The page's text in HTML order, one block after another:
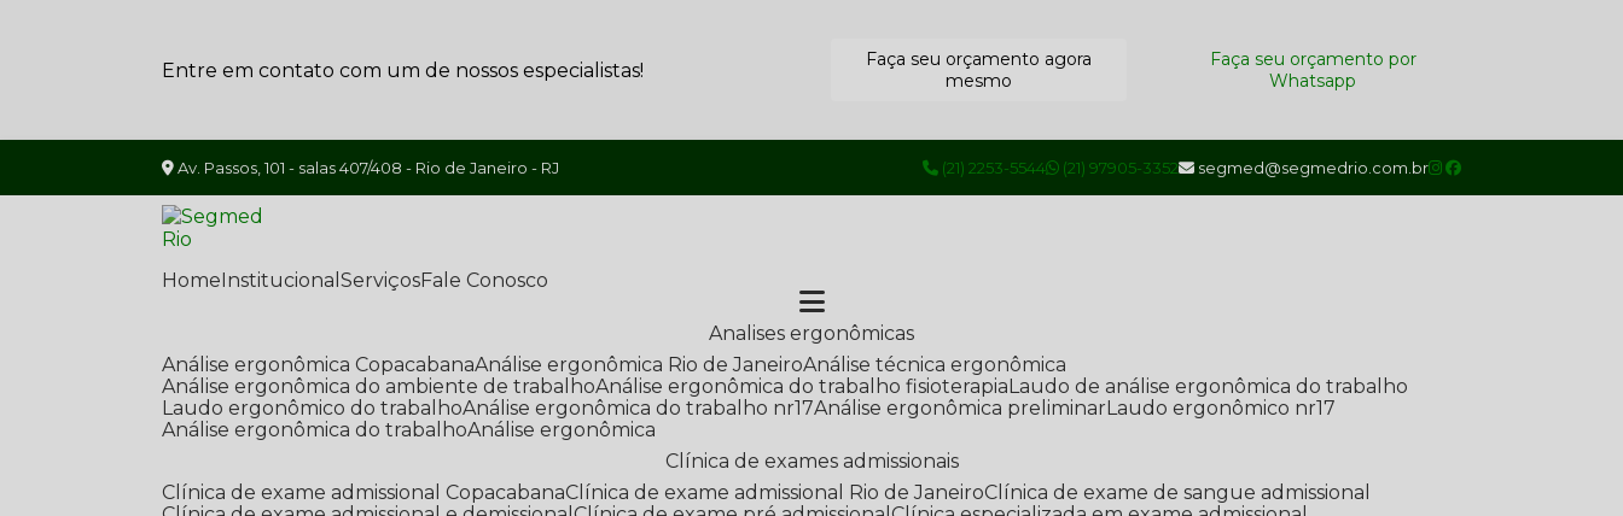
Entre em contato com um de nossos especialistas!
Faça seu orçamento agora
mesmo
Faça seu orçamento por
Whatsapp
Av. Passos, 101 - salas 407/408 - Rio de Janeiro - RJ (21) 2253-5544 (21) 97905-3352 segmed@segmedrio.com.br
Home Institucional Serviços Fale Conosco
Analises ergonômicas
Análise ergonômica Copacabana Análise ergonômica Rio de Janeiro Análise técnica ergonômica
Análise ergonômica do ambiente de trabalho Análise ergonômica do trabalho fisioterapia Laudo de análise ergonômica do trabalho
Laudo ergonômico do trabalho Análise ergonômica do trabalho nr17 Análise ergonômica preliminar Laudo ergonômico nr17
Análise ergonômica do trabalho Análise ergonômica
Clínica de exames admissionais
Clínica de exame admissional Copacabana
Clínica de exame admissional Rio de Janeiro
Clínica de exame de sangue admissional